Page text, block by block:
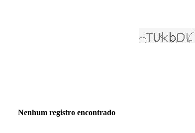
Nenhum registro encontrado